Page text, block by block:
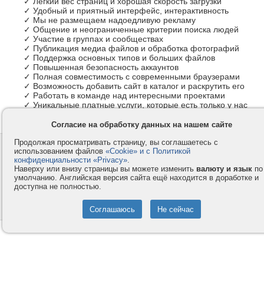
✓ Удобный и приятный интерфейс, интерактивность
✓ Мы не размещаем надоедливую рекламу
✓ Общение и неограниченные критерии поиска людей
✓ Участие в группах и сообществах
✓ Публикация медиа файлов и обработка фотографий
✓ Поддержка основных типов и больших файлов
✓ Повышенная безопасность аккаунтов
✓ Полная совместимость с современными браузерами
✓ Возможность добавить сайт в каталог и раскрутить его
✓ Работать в команде над интересными проектами
✓ Уникальные платные услуги, которые есть только у нас
Контакты
Компания
Privacy и Cookie
Услуги
Как оплатить
Помощь
© 2008-2026
- Все права защищены.
Согласие на обработку данных на нашем сайте
Продолжая просматривать страницу, вы соглашаетесь с
использованием файлов «Cookie» и с Политикой
конфиденциальности «Privacy».
Наверху или внизу страницы вы можете изменить валюту и язык по
умолчанию. Английская версия сайта ещё находится в доработке и
доступна не полностью.